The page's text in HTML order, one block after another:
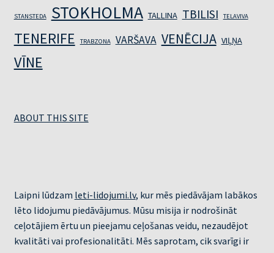
STANSTEDA STOKHOLMA TALLINA TBILISI TELAVIVA
TENERIFE TRABZONA VARŠAVA VENĒCIJA VIĻŅA
VĪNE
ABOUT THIS SITE
Laipni lūdzam leti-lidojumi.lv, kur mēs piedāvājam labākos
lēto lidojumu piedāvājumus. Mūsu misija ir nodrošināt
ceļotājiem ērtu un pieejamu ceļošanas veidu, nezaudējot
kvalitāti vai profesionalitāti. Mēs saprotam, cik svarīgi ir